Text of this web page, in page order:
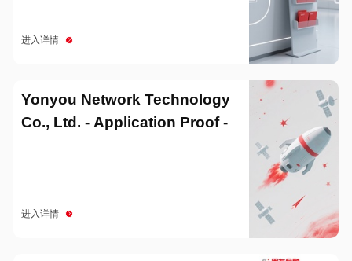
进入详情
Yonyou Network Technology
Co., Ltd. - Application Proof -
进入详情